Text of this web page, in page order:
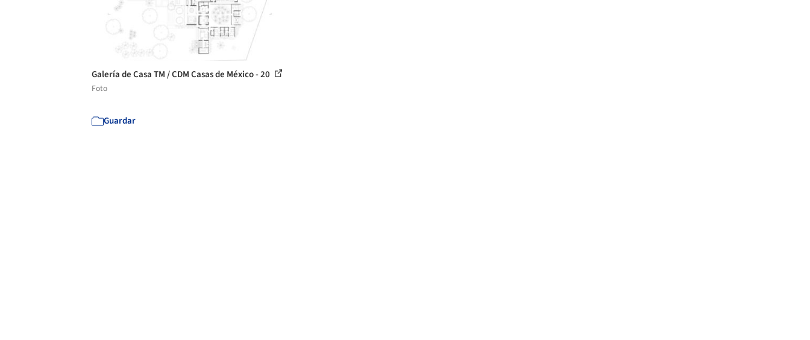
Galería de Casa TM / CDM Casas de México - 20
Foto
Guardar